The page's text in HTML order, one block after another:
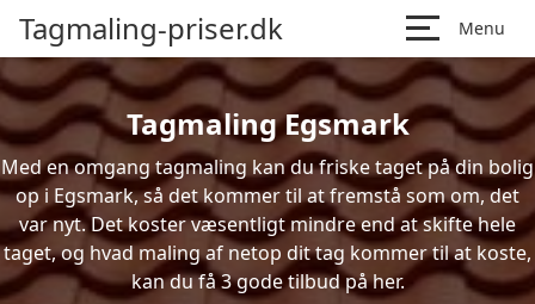
Tagmaling-priser.dk Menu
Tagmaling Egsmark
Med en omgang tagmaling kan du friske taget på din bolig
op i Egsmark, så det kommer til at fremstå som om, det
var nyt. Det koster væsentligt mindre end at skifte hele
taget, og hvad maling af netop dit tag kommer til at koste,
kan du få 3 gode tilbud på her.